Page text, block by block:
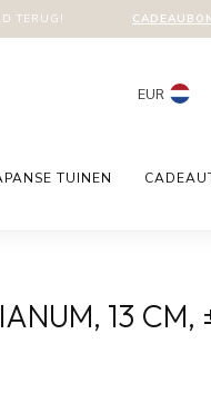
TERUG!
EUR
TUINEN
13 CM,